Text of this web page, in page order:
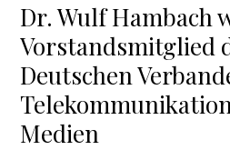
Dr. Wulf Hambach
Vorstandsmitglied
Deutschen
Medien